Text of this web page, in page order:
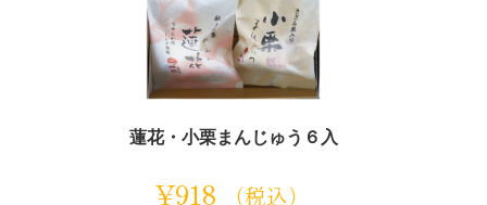
蓮花・小栗まんじゅう６入
¥918 （税込）